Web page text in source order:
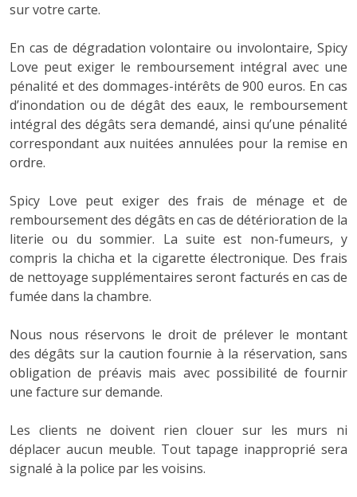
sur votre carte.
En cas de dégradation volontaire ou involontaire, Spicy
Love peut exiger le remboursement intégral avec une
pénalité et des dommages-intérêts de 900 euros. En cas
d’inondation ou de dégât des eaux, le remboursement
intégral des dégâts sera demandé, ainsi qu’une pénalité
correspondant aux nuitées annulées pour la remise en
ordre.
Spicy Love peut exiger des frais de ménage et de
remboursement des dégâts en cas de détérioration de la
literie ou du sommier. La suite est non-fumeurs, y
compris la chicha et la cigarette électronique. Des frais
de nettoyage supplémentaires seront facturés en cas de
fumée dans la chambre.
Nous nous réservons le droit de prélever le montant
des dégâts sur la caution fournie à la réservation, sans
obligation de préavis mais avec possibilité de fournir
une facture sur demande.
Les clients ne doivent rien clouer sur les murs ni
déplacer aucun meuble. Tout tapage inapproprié sera
signalé à la police par les voisins.